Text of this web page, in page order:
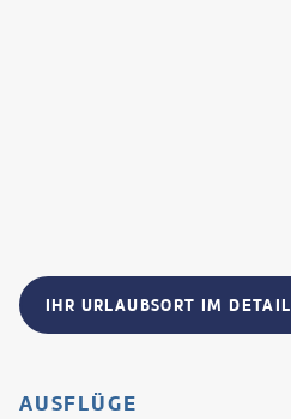
IHR URLAUBSORT IM DETAIL
AUSFLÜGE